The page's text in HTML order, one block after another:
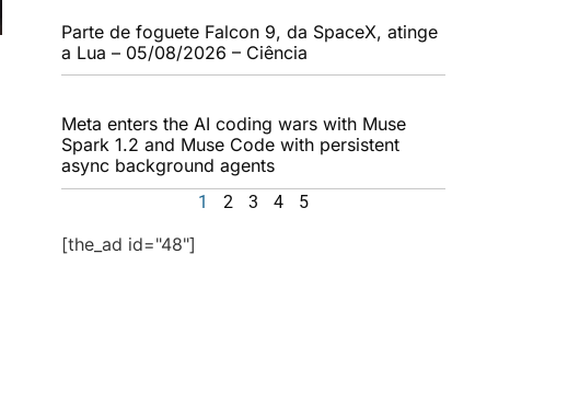
Parte de foguete Falcon 9, da SpaceX, atinge
a Lua – 05/08/2026 – Ciência
Meta enters the AI coding wars with Muse
Spark 1.2 and Muse Code with persistent
async background agents
1 2 3 4 5
[the_ad id="48"]